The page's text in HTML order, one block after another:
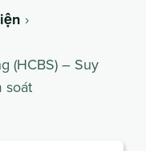
(HCBS) – Suy
soát